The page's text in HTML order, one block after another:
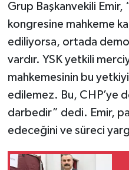
Grup Başkanvekili Emir,
kongresine mahkeme
ediliyorsa, ortada
vardır. YSK yetkili
mahkemesinin bu
edilemez. Bu, CHP’ye
darbedir” dedi. Emir,
edeceğini ve süreci